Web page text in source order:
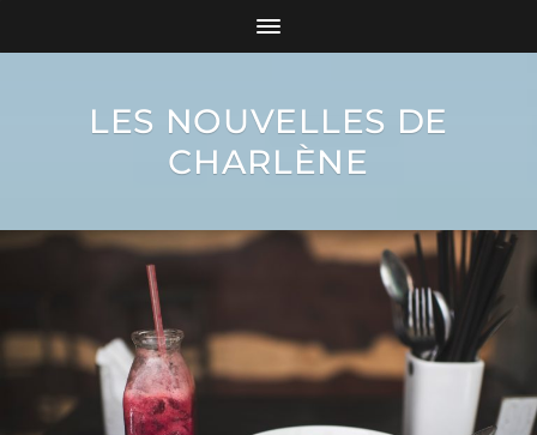
LES NOUVELLES DE
CHARLÈNE